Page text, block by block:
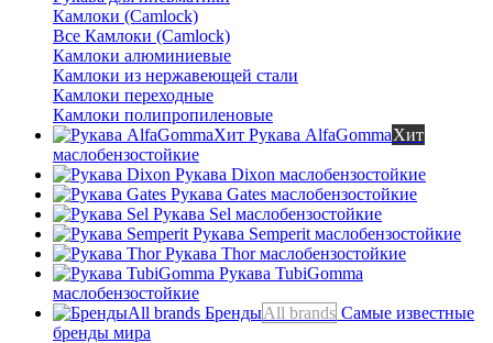
Камлоки (Camlock)
Все Камлоки (Camlock)
Камлоки алюминиевые
Камлоки из нержавеющей стали
Камлоки переходные
Камлоки полипропиленовые
Рукава AlfaGommaХит
маслобензостойкие
Рукава Dixon маслобензостойкие
Рукава Gates маслобензостойкие
Рукава Sel маслобензостойкие
Рукава Semperit маслобензостойкие
Рукава Thorмаслобензостойкие
Рукава TubiGomma
маслобензостойкие
БрендыAll brands Самые известные
бренды мира